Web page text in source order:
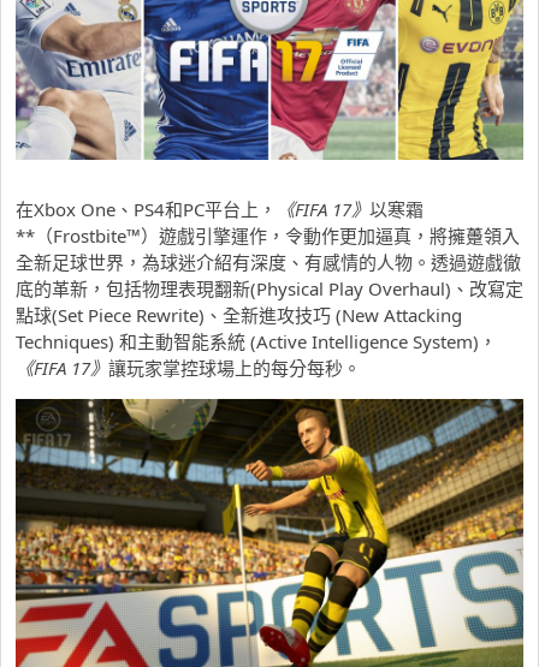
在Xbox One、PS4和PC平台上， 《FIFA 17》 以寒霜
**（Frostbite™）遊戲引擎運作，令動作更加逼真，將擁躉領入
全新足球世界，為球迷介紹有深度、有感情的人物。透過遊戲徹
底的革新，包括物理表現翻新(Physical Play Overhaul)、改寫定
點球(Set Piece Rewrite)、全新進攻技巧 (New Attacking
Techniques) 和主動智能系統 (Active Intelligence System)，
《FIFA 17》 讓玩家掌控球場上的每分每秒。